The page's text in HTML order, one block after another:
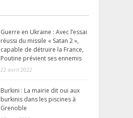
Guerre en Ukraine : Avec l’essai
réussi du missile « Satan 2 »,
capable de détruire la France,
Poutine prévient ses ennemis
22 avril 2022
Burkini : La mairie dit oui aux
burkinis dans les piscines à
Grenoble